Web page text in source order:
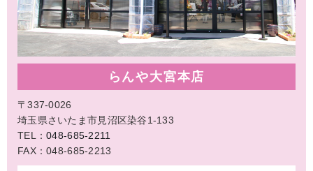
らんや大宮本店
〒337-0026
埼玉県さいたま市見沼区染谷1-133
TEL：048-685-2211
FAX：048-685-2213